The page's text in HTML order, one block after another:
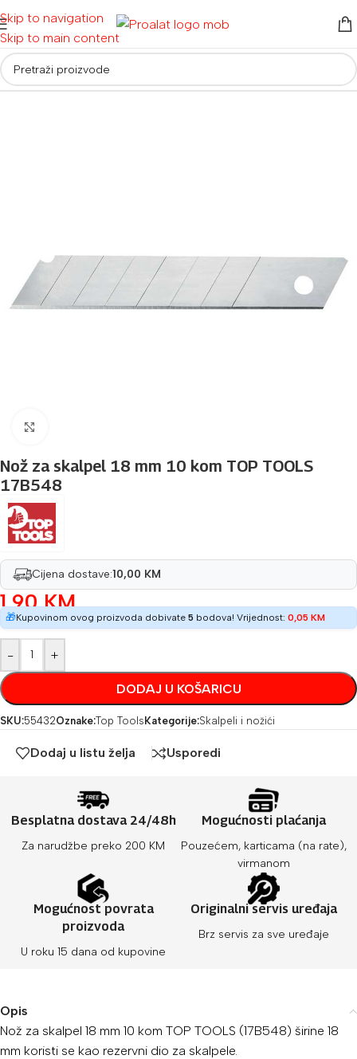
Skip to navigation
Skip to main content
Početna/ Ručni alati i oprema
Nož za skalpel 18 mm 10 kom TOP TOOLS
17B548
Cijena dostave:10,00 KM
1,90KM
🎁Kupovinom ovog proizvoda dobivate 5 bodova! Vrijednost: 0,05 KM
- +
DODAJ U KOŠARICU
SKU:55432Oznake:Top Tools Kategorije:Skalpeli i nožići
Dodaj u listu želja Usporedi
Besplatna dostava 24/48h
Za narudžbe preko 200 KM
Mogućnosti plaćanja
Pouzećem, karticama (na rate),
virmanom
Mogućnost povrata
proizvoda
U roku 15 dana od kupovine
Originalni servis uređaja
Brz servis za sve uređaje
Opis
Nož za skalpel 18 mm 10 kom TOP TOOLS (17B548) širine 18
mm koristi se kao rezervni dio za skalpele.